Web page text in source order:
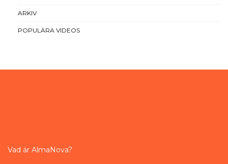
ARKIV
POPULÄRA VIDEOS
Vad är AlmaNova?